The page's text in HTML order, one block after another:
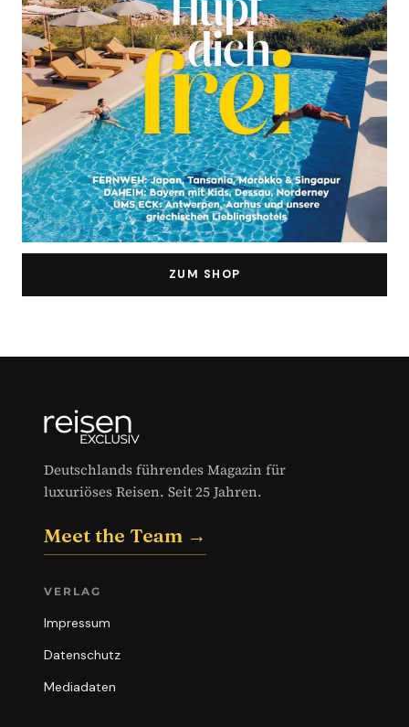
ZUM SHOP
Deutschlands führendes Magazin für
luxuriöses Reisen. Seit 25 Jahren.
Meet the Team →
VERLAG
Impressum
Datenschutz
Mediadaten